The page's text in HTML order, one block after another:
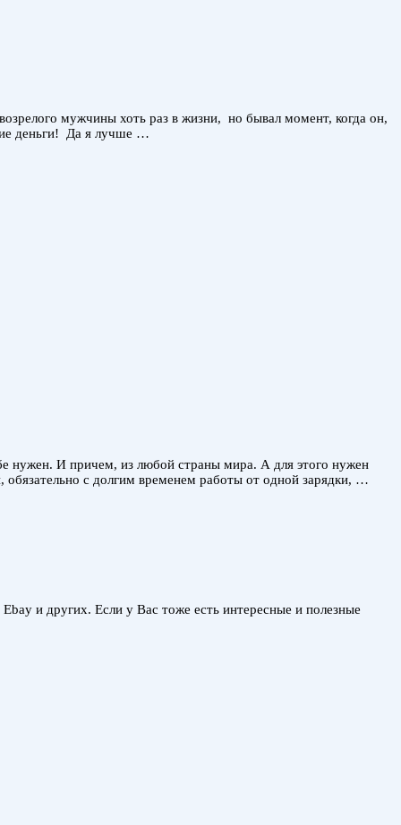
мужчины хоть раз в жизни, но бывал момент, когда он,
деньги! Да я лучше …
нужен. И причем, из любой страны мира. А для этого нужен
с долгим временем работы от одной зарядки, …
и других. Если у Вас тоже есть интересные и полезные